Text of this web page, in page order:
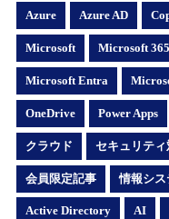
Azure Azure AD
Microsoft Microsoft 365
Microsoft Entra
OneDrive Power Apps
クラウド セキュリティ
会員限定記事 情報シス
Active Directory AI